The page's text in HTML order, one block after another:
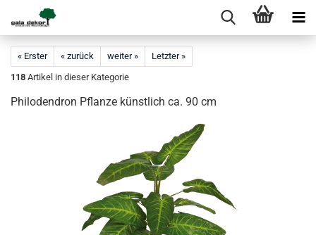
« Erster « zurück weiter »
Letzter »
118 Artikel in dieser Kategorie
Philodendron Pflanze künstlich ca. 90 cm